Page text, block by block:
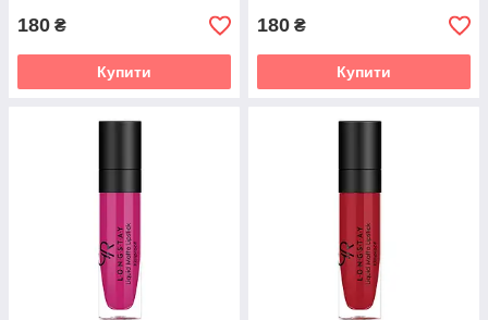
180 ₴
Купити
180 ₴
Купити